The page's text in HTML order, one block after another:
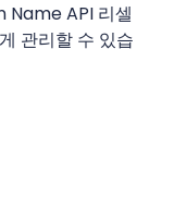
Name API 리셀
관리할 수 있습